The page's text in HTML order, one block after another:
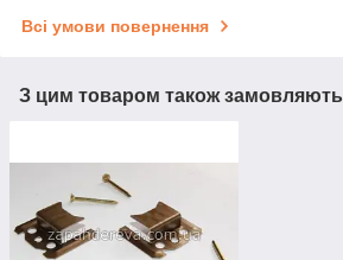
Всі умови повернення
З цим товаром також замовляють